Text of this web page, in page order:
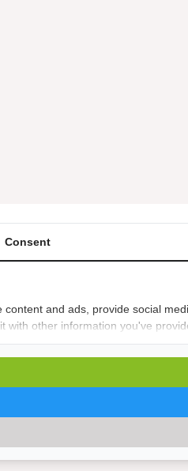
Consent
content and ads, provide social
with other information you've